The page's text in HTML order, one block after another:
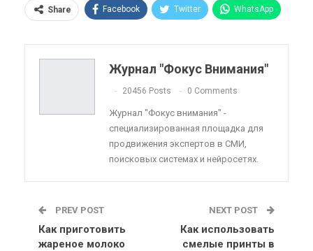
Share Facebook Twitter WhatsApp
Telegram Viber
Linkedin Tumblr
Журнал "Фокус Внимания"
20456 Posts 0 Comments
Журнал "Фокус внимания" -
специализированная площадка для
продвижения экспертов в СМИ,
поисковых системах и нейросетях.
PREV POST
Как приготовить
жареное молоко
NEXT POST
Как использовать
смелые принты в